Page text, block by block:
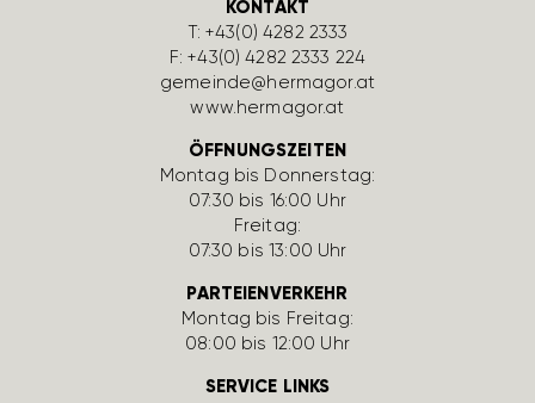
KONTAKT
T:+43(0) 4282 2333
F: +43(0) 4282 2333 224
gemeinde@hermagor.at
www.hermagor.at
ÖFFNUNGSZEITEN
Montag bis Donnerstag:
07:30 bis 16:00 Uhr
Freitag:
07:30 bis 13:00 Uhr
PARTEIENVERKEHR
Montag bis Freitag:
08:00 bis 12:00 Uhr
SERVICE LINKS